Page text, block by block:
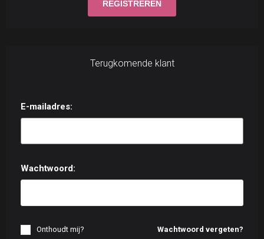
Terugkomende klant
E-mailadres:
Wachtwoord:
Wachtwoord vergeten?
Onthoudt mij?